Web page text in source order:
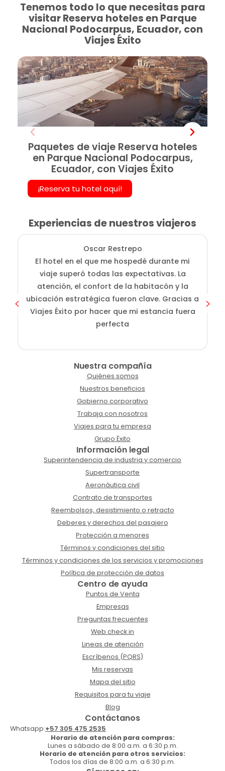
Tenemos todo lo que necesitas para
visitar Reserva hoteles en Parque
Nacional Podocarpus, Ecuador, con
Viajes Éxito
Paquetes de viaje Reserva hoteles
en Parque Nacional Podocarpus,
Ecuador, con Viajes Éxito
¡Reserva tu hotel aquí!
Experiencias de nuestros viajeros
Oscar Restrepo
El hotel en el que me hospedé durante mi
viaje superó todas las expectativas. La
atención, el confort de la habitacón y la
ubicación estratégica fueron clave. Gracias a
Viajes Éxito por hacer que mi estancia fuera
perfecta
Nuestra compañía
Quiénes somos
Nuestros beneficios
Gobierno corporativo
Trabaja con nosotros
Viajes para tu empresa
Grupo Éxito
Información legal
Superintendencia de industria y comercio
Supertransporte
Aeronáutica civil
Contrato de transportes
Reembolsos, desistimiento o retracto
Deberes y derechos del pasajero
Protección a menores
Términos y condiciones del sitio
Términos y condiciones de los servicios y promociones
Política de protección de datos
Centro de ayuda
Puntos de Venta
Empresas
Preguntas frecuentes
Web check in
Lineas de atención
Escríbenos (PQRS)
Mis reservas
Mapa del sitio
Requisitos para tu viaje
Blog
Contáctanos
Whatsapp:+57 305 475 2535
Horario de atención para compras:
Lunes a sábado de 8:00 a.m. a 6:30 p.m.
Horario de atención para otros servicios:
Todos los días de 8:00 a.m. a 6:30 p.m.